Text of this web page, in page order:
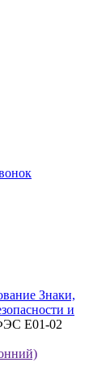
Знаки,
и
E01-02